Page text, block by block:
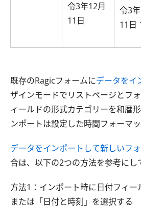
令3年12月
11日
令3
11日
既存のRagicフォームにデータをイ
ザインモードでリストページとフ
ィールドの形式カテゴリーを和暦
ンポートは設定した時間フォーマッ
データをインポートして新しいフ
合は、以下の2つの方法を参考にし
方法1：インポート時に日付フィー
または「日付と時刻」を選択する